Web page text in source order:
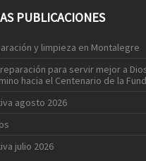
PUBLICACIONES
y limpieza en Montalegre
para servir mejor a
hacia el Centenario de la
agosto 2026
julio 2026